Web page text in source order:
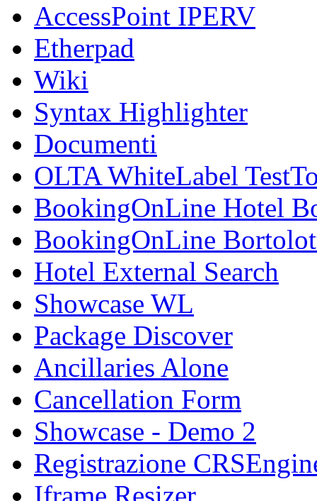
AccessPoint IPERV
Etherpad
Wiki
Syntax Highlighter
Documenti
OLTA WhiteLabel
BookingOnLine Hotel
BookingOnLine
Hotel External Search
Showcase WL
Package Discover
Ancillaries Alone
Cancellation Form
Showcase - Demo 2
Registrazione